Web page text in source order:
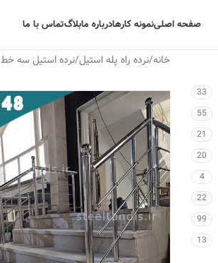
صفحه اصلینمونه کارهادرباره مابلاگتماس با ما
33
55
21
20
4
22
99
13
خانه نرده راه پله استیل نرده استیل سه خط